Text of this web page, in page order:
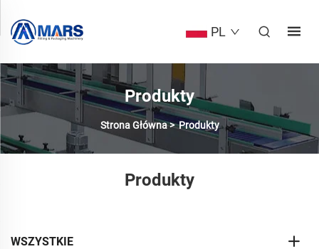
PL
Produkty
Strona Główna>Produkty
Produkty
WSZYSTKIE